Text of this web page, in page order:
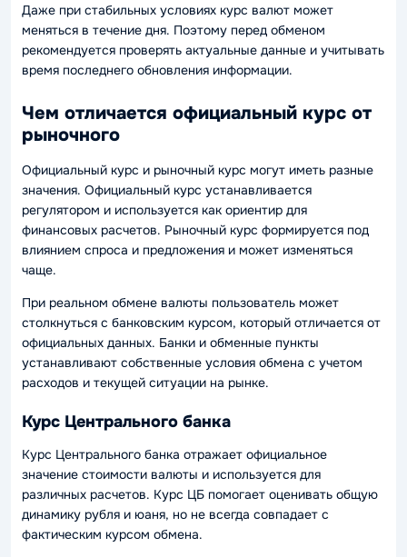
Даже при стабильных условиях курс валют может
меняться в течение дня. Поэтому перед обменом
рекомендуется проверять актуальные данные и учитывать
время последнего обновления информации.
Чем отличается официальный курс от
рыночного
Официальный курс и рыночный курс могут иметь разные
значения. Официальный курс устанавливается
регулятором и используется как ориентир для
финансовых расчетов. Рыночный курс формируется под
влиянием спроса и предложения и может изменяться
чаще.
При реальном обмене валюты пользователь может
столкнуться с банковским курсом, который отличается от
официальных данных. Банки и обменные пункты
устанавливают собственные условия обмена с учетом
расходов и текущей ситуации на рынке.
Курс Центрального банка
Курс Центрального банка отражает официальное
значение стоимости валюты и используется для
различных расчетов. Курс ЦБ помогает оценивать общую
динамику рубля и юаня, но не всегда совпадает с
фактическим курсом обмена.